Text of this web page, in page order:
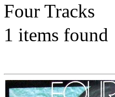
Four Tracks
1 items